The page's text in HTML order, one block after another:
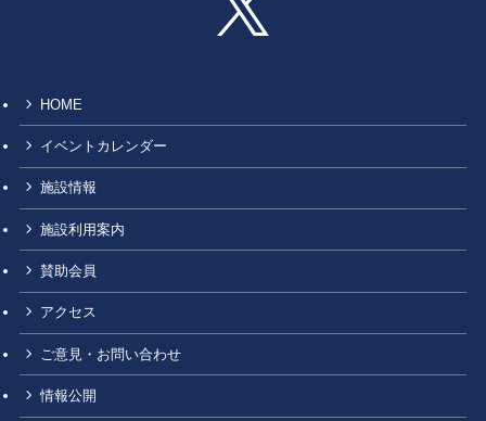
HOME
イベントカレンダー
施設情報
施設利用案内
賛助会員
アクセス
ご意見・お問い合わせ
情報公開